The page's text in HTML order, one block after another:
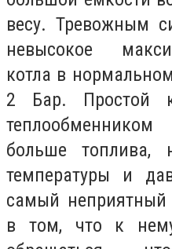
весу. Тревожным
невысокое
котла в
2 Бар. Простой
больше топлива,
температуры и
самый неприятный
в том, что к